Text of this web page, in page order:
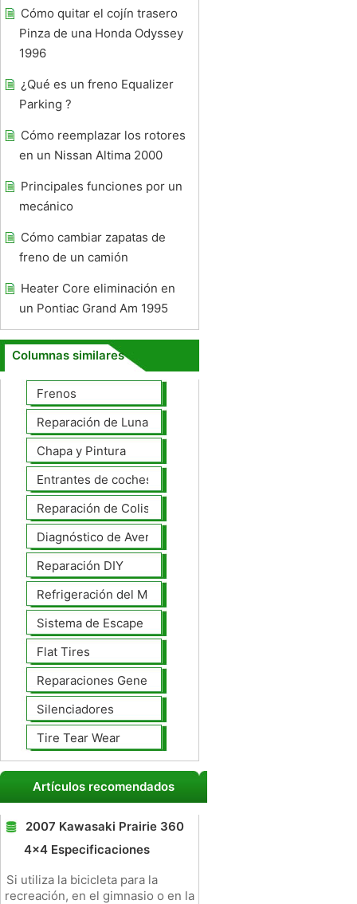
Cómo quitar el cojín trasero
Pinza de una Honda Odyssey
1996
¿Qué es un freno Equalizer
Parking ?
Cómo reemplazar los rotores
en un Nissan Altima 2000
Principales funciones por un
mecánico
Cómo cambiar zapatas de
freno de un camión
Heater Core eliminación en
un Pontiac Grand Am 1995
Columnas similares
Frenos
Reparación de Lunas
Chapa y Pintura
Entrantes de coches
Reparación de Colisiones
Diagnóstico de Averías
Reparación DIY
Refrigeración del Motor
Sistema de Escape
Flat Tires
Reparaciones Generales
Silenciadores
Tire Tear Wear
Artículos recomendados
2007 Kawasaki Prairie 360 ​​
4x4 Especificaciones
Si utiliza la bicicleta para la
recreación, en el gimnasio o en la